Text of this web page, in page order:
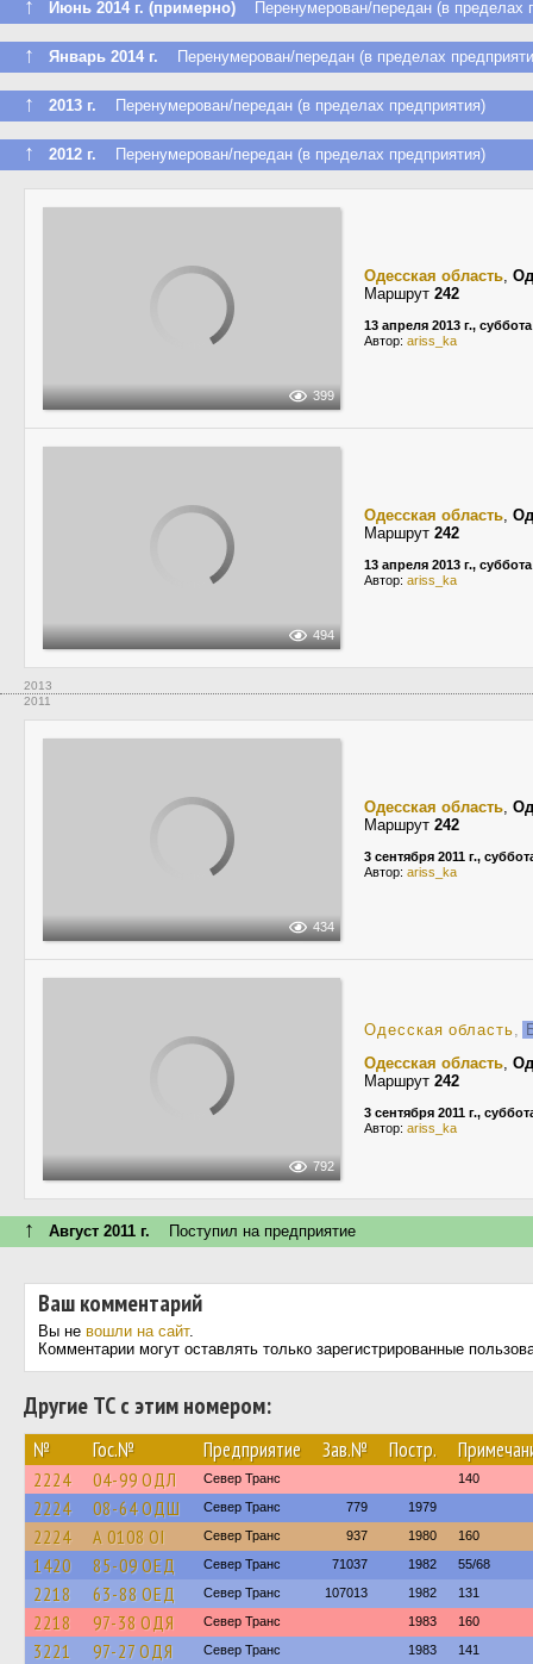
↑ Июнь 2014 г. (примерно) Перенумерован/передан (в пределах
↑ Январь 2014 г. Перенумерован/передан (в пределах
↑ 2013 г. Перенумерован/передан (в пределах предприятия)
↑ 2012 г. Перенумерован/передан (в пределах предприятия)
399
Одесская область,
Маршрут 242
13 апреля 2013 г., суббота
Автор: ariss_ka
494
Одесская область,
Маршрут 242
13 апреля 2013 г., суббота
Автор: ariss_ka
2013
2011
434
Одесская область,
Маршрут 242
3 сентября 2011 г.,
Автор: ariss_ka
792
Одесская область,
Одесская область,
Маршрут 242
3 сентября 2011 г.,
Автор: ariss_ka
↑ Август 2011 г. Поступил на предприятие
Ваш комментарий
Вы не вошли на сайт.
Комментарии могут оставлять только зарегистрированные
Другие ТС с этим номером:
№ Гос.№ Предприятие Зав.№ Постр.
2224 04-99 ОДЛ Север Транс 140
2224 08-64 ОДШ Север Транс 779 1979
2224 А 0108 ОІ Север Транс 937 1980 160
1420 85-09 ОЕД Север Транс 71037 1982 55/68
2218 63-88 ОЕД Север Транс 107013 1982 131
2218 97-38 ОДЯ Север Транс 1983 160
3221 97-27 ОДЯ Север Транс 1983 141